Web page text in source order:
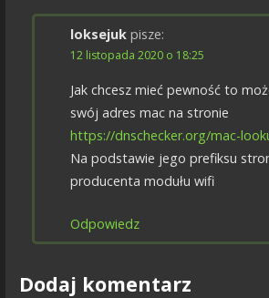
loksejuk pisze:
12 listopada 2020 o 18:25
Jak chcesz mieć pewność to
swój adres mac na stronie
https://dnschecker.org/mac-
Na podstawie jego prefiksu
producenta modułu wifi
Odpowiedz
Dodaj komentarz